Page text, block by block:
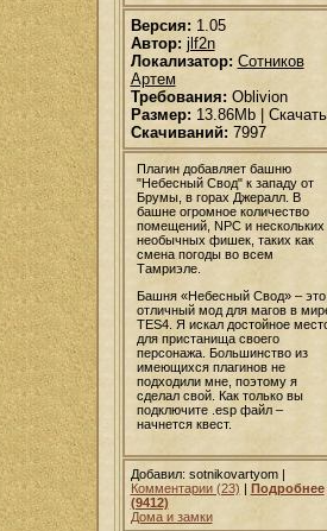
Версия: 1.05
Автор: jlf2n
Локализатор: Сотников
Артем
Требования: Oblivion
Размер: 13.86Mb | Скачать
Скачиваний: 7997
Плагин добавляет башню
"Небесный Свод" к западу от
Брумы, в горах Джералл. В
башне огромное количество
помещений, NPC и нескольких
необычных фишек, таких как
смена погоды во всем
Тамриэле.
Башня «Небесный Свод» – это
отличный мод для магов в
TES4. Я искал достойное
для пристанища своего
персонажа. Большинство из
имеющихся плагинов не
подходили мне, поэтому я
сделал свой. Как только вы
подключите .esp файл –
начнется квест.
Добавил: sotnikovartyom |
Комментарии (23) | Подробнее
(9412)
Дома и замки